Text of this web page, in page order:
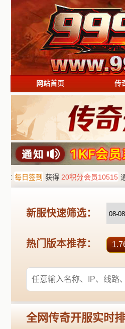
网站首页 传